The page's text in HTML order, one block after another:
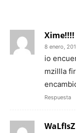
Xime!!!!
8 enero,
io
mzillla
Respuesta
WaLfIsZ